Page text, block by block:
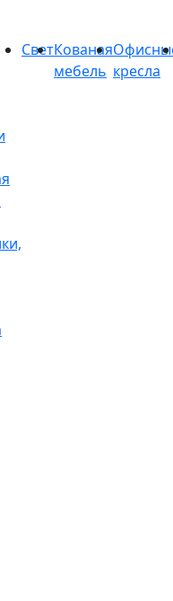
СветКованая
мебель кресла